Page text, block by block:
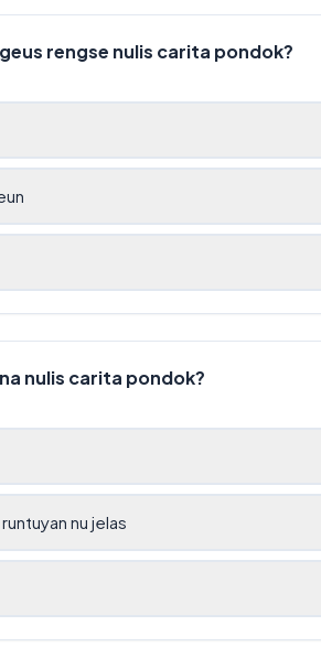
rengse nulis carita pondok?
nulis carita pondok?
nu jelas